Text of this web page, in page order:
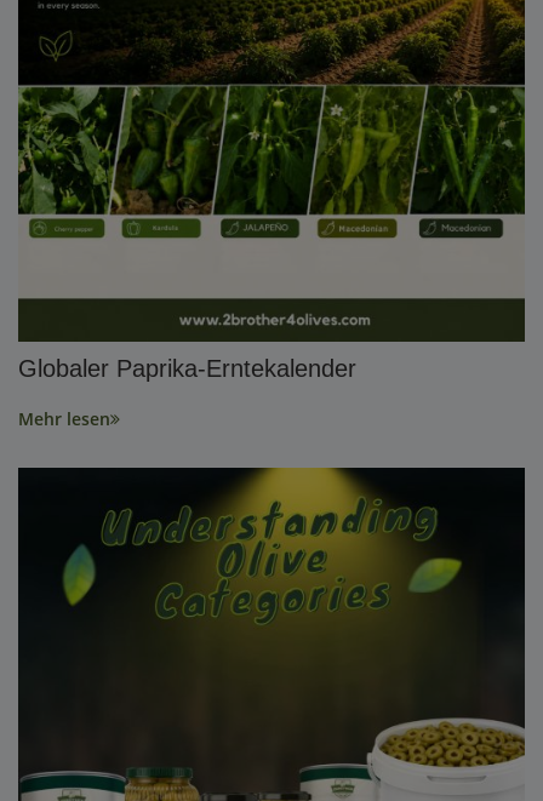
Globaler Paprika-Erntekalender
Mehr lesen